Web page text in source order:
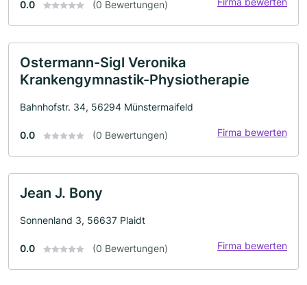
0.0 (0 Bewertungen)
Ostermann-Sigl Veronika
Krankengymnastik-Physiotherapie
Bahnhofstr. 34, 56294 Münstermaifeld
0.0 (0 Bewertungen) Firma bewerten
Jean J. Bony
Sonnenland 3, 56637 Plaidt
0.0 (0 Bewertungen) Firma bewerten